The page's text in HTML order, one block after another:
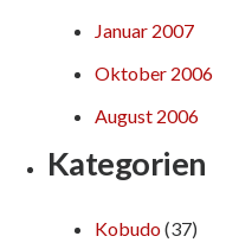
Januar 2007
Oktober 2006
August 2006
Kategorien
Kobudo(37)